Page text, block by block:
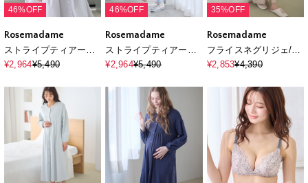
46%OFF
Rosemadame
ストライプティアード
ワンピース（マタニテ
授乳楽々 妊婦服 産前・
産後対応
¥2,964¥5,490
46%OFF
Rosemadame
ストライプティアード
ワンピース（マタニテ
授乳楽々 妊婦服 産前・
産後対応
¥2,964¥5,490
35%OFF
Rosemadame
フライスネグリジェ/ワ
ンピースパジャマ/ルー
授乳服）授乳楽々 妊婦
服 産前・産後対応
¥2,853¥4,390